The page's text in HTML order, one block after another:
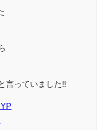
言っていました!!